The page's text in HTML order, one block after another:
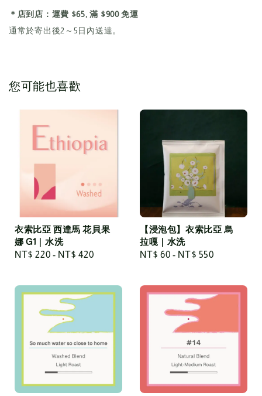
＊店到店：運費 $65, 滿 $900 免運
通常於寄出後2～5日內送達。
您可能也喜歡
衣索比亞 西達馬 花貝果
娜 G1｜水洗
Regular
NT$ 220 - NT$ 420
【浸泡包】衣索比亞 烏
拉嘎｜水洗
Regular
NT$ 60 - NT$ 550